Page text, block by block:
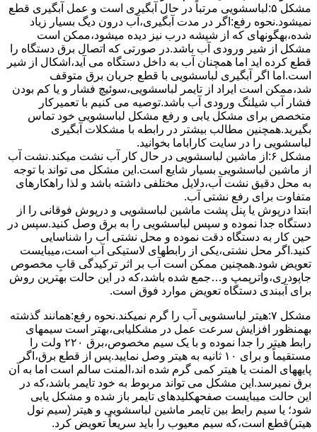
مشکل ۵:لباسشویی مرتباً در ﺣﺎل آﺑﮕﯿﺮی اﺳﺖ و ﻋﻤﻞ آﺑﮕﯿﺮی ﻗﻄﻊ
نمیشود.نحوه رﻓﻊ:اﮔﺮ در ﻣﺪت آﺑﮕﯿﺮی،آب درون دﯾﮓ ﺑﺴﯿﺎر زﯾﺎد
ﺷﺪه،بهگونهای ﮐﻪ از ﺷﯿﺸﻪ درب ﻧﯿﺰ دﯾﺪه میشود،ممکن است
مشکل از شیر ورودی آب باشد.در صورتی که اتصال برق دستگاه را
قطع کرده اید اما همچنان آب به داخل دستگاه می آید،اشکال از شیر
است.اما اگر آبگیری لباسشویی با قطع جریان برق متوقف
شد،ممکن است ایراد از تایمر لباسشویی،سوئیچ فشار و یا کم بودن
فشار آب شیلنگ ورودی آب باشد.توصیه می کنیم با تعمیرکار
متخصص برای مشکل یابی و رفع مشکل لباسشویی خود تماس
بگیرید.همچنین مطالب بیشتر در رابطه با مشکلات آبگیری
لباسشویی را در سایت کاراباما بخوانید.
مشکل ۶:از ﻣﺎﺷﯿﻦ لباسشویی در ﺣﺎل ﮐﺎر آب ﻧﺸﺖ میکند.نشت آب
از ماشین لباسشویی بسیار شایع است.این مشکل می تواند با توجه
به محل دقیق نشت آب،دلایل مختلفی داشته باشد و لذا راهکارهای
متفاوت برای رفع نشتی آب.
ابتدا درپوش یا پنل ﭘﺸﺖ ﻣﺎﺷﯿﻦ لباسشویی و درپوش ﻓﻮﻗﺎﻧﯽ را از
دستگاه ﺟﺪا ﻧﻤﻮده و ﺳﭙﺲ لباسشویی را ﺑﻪ ﺑﺮق وصل ﮐﻨﯿﺪ.سپس در
حین کار به دستگاه دقت نموده و ﻣﺤﻞ نشتی آب را ﺷﻨﺎﺳﺎﯾﯽ
کنید.اﮔﺮ ﻣﺤﻞ نشتی،ﯾﮑﯽ از رابطهای ﻻﺳﺘﯿﮑﯽ آب اﺳﺖ،میبایست
ﺗﻌﻮﯾﺾ شود.همچنین ﻣﻤﮑﻦ اﺳﺖ آب بر اثر ﺗﺮﮐﯿﺪﮔﯽ قابِ ﻣﺨﺼﻮص
ﺟﺎﭘﻮدری،واترپمپ و…جمع شده ﺑﺎﺷﺪ،ﮐﻪ در این حالت بهترین روش
برای آببندی دستگاه ﺗﻌﻮﯾﺾ ﻣﻮارد ﻓﻮق اﺳﺖ.
مشکل ۷:ﻫﯿﺘﺮ لباسشویی آب را ﮔﺮم نمیکند.نحوه رﻓﻊ:ﻫﻤﺎﻧﻨﺪ ﮔﺬﺷﺘﻪ
بهمنظور اﻓﺰاﯾﺶ ﺳﺮﻋﺖ ﻋﻤﻞ در مشکلیابی،بهتر است سیمهای
راﺑﻂ ﻫﯿﺘﺮ را ﺟﺪا ﻧﻤﻮده و ﺑﺎ ﯾﮏ ﺳﯿﻢ ﻣﺨﺼﻮص،برق ۲۲۰ ولت را
مستقیماً و برای ۱۰ ﺛﺎﻧﯿﻪ ﺑﻪ ﻫﯿﺘﺮ وصل نمایید.ﭘﺲ از ﻗﻄﻊ ﺑﺮق،اﮔﺮ
پایههای اﻟﻤﻨﺖ یا هیتر کمی ﮔﺮم ﺷﺪه اند،اﻟﻤﻨﺖ ﺳﺎﻟﻢ است اما ﺑﻪ آن
ﺑﺮق نمیرسد.اﯾﻦ ﻣﺸﮑﻞ می تواند مربوط به ﺧﻮد ﺗﺎﯾﻤﺮ باشد،ﮐﻪ در
این حالت میبایست صفحهکلیدهای ﺗﺎﯾﻤﺮ باز شده و مشکل یابی
شود؛ ﯾﺎ ﺳﯿﻢ راﺑﻂ ﺑﯿﻦ ﺗﺎﯾﻤﺮ ماشین لباسشویی و ﻫﯿﺘﺮ (سیم ﻧﻮل
ﻫﯿﺘﺮ)ﻗﻄﻊ اﺳﺖ،ﮐﻪ ﺳﯿﻢ ﻣﻌﯿﻮب را ﺑﺎﯾﺪ سریعاً ﺗﻌﻮﯾﺾ کرد.